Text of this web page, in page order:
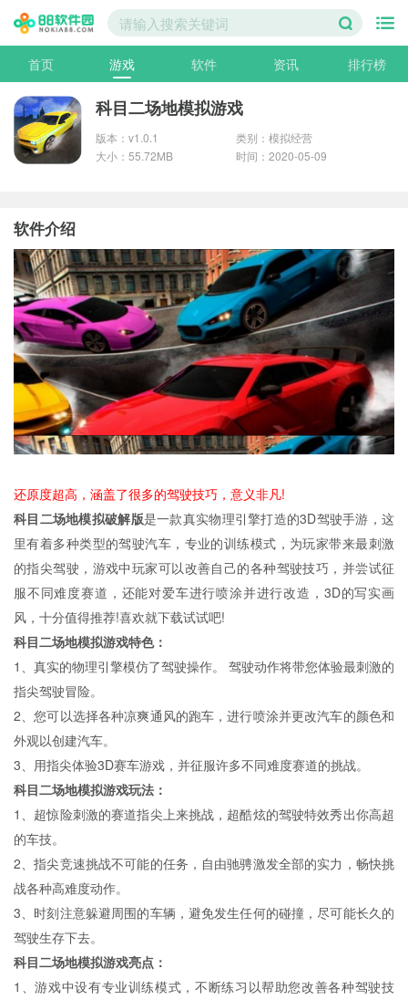
首页 游戏 软件 资讯 排行榜
科目二场地模拟游戏
版本：v1.0.1
类别：模拟经营
大小：55.72MB
时间：2020-05-09
软件介绍
还原度超高，涵盖了很多的驾驶技巧，意义非凡!
科目二场地模拟破解版是一款真实物理引擎打造的3D驾驶手游，这
里有着多种类型的驾驶汽车，专业的训练模式，为玩家带来最刺激
的指尖驾驶，游戏中玩家可以改善自己的各种驾驶技巧，并尝试征
服不同难度赛道，还能对爱车进行喷涂并进行改造，3D的写实画
风，十分值得推荐!喜欢就下载试试吧!
科目二场地模拟游戏特色：
1、真实的物理引擎模仿了驾驶操作。 驾驶动作将带您体验最刺激的
指尖驾驶冒险。
2、您可以选择各种凉爽通风的跑车，进行喷涂并更改汽车的颜色和
外观以创建汽车。
3、用指尖体验3D赛车游戏，并征服许多不同难度赛道的挑战。
科目二场地模拟游戏玩法：
1、超惊险刺激的赛道指尖上来挑战，超酷炫的驾驶特效秀出你高超
的车技。
2、指尖竞速挑战不可能的任务，自由驰骋激发全部的实力，畅快挑
战各种高难度动作。
3、时刻注意躲避周围的车辆，避免发生任何的碰撞，尽可能长久的
驾驶生存下去。
科目二场地模拟游戏亮点：
1、游戏中设有专业训练模式，不断练习以帮助您改善各种驾驶技